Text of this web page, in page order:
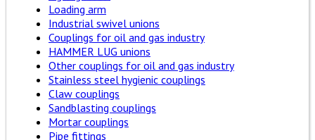
Loading arm
Industrial swivel unions
Couplings for oil and gas industry
HAMMER LUG unions
Other couplings for oil and gas industry
Stainless steel hygienic couplings
Claw couplings
Sandblasting couplings
Mortar couplings
Pipe fittings